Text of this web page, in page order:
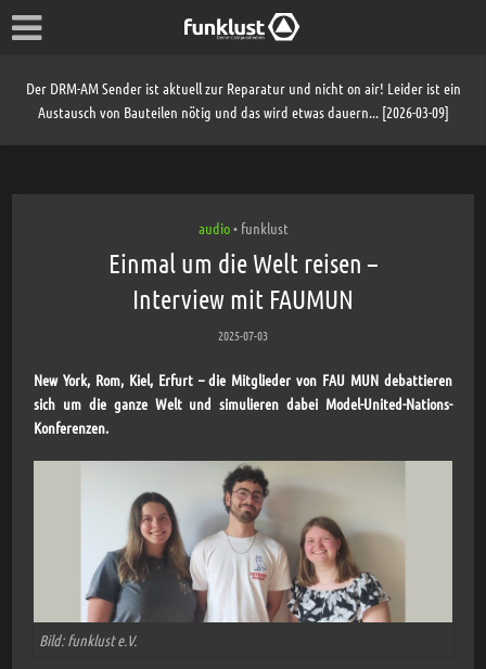
Der DRM-AM Sender ist aktuell zur Reparatur und nicht on air! Leider ist ein
Austausch von Bauteilen nötig und das wird etwas dauern... [2026-03-09]
audio • funklust
Einmal um die Welt reisen –
Interview mit FAUMUN
2025-07-03
New York, Rom, Kiel, Erfurt – die Mitglieder von FAU MUN debattieren
sich um die ganze Welt und simulieren dabei Model-United-Nations-
Konferenzen.
Bild: funklust e.V.